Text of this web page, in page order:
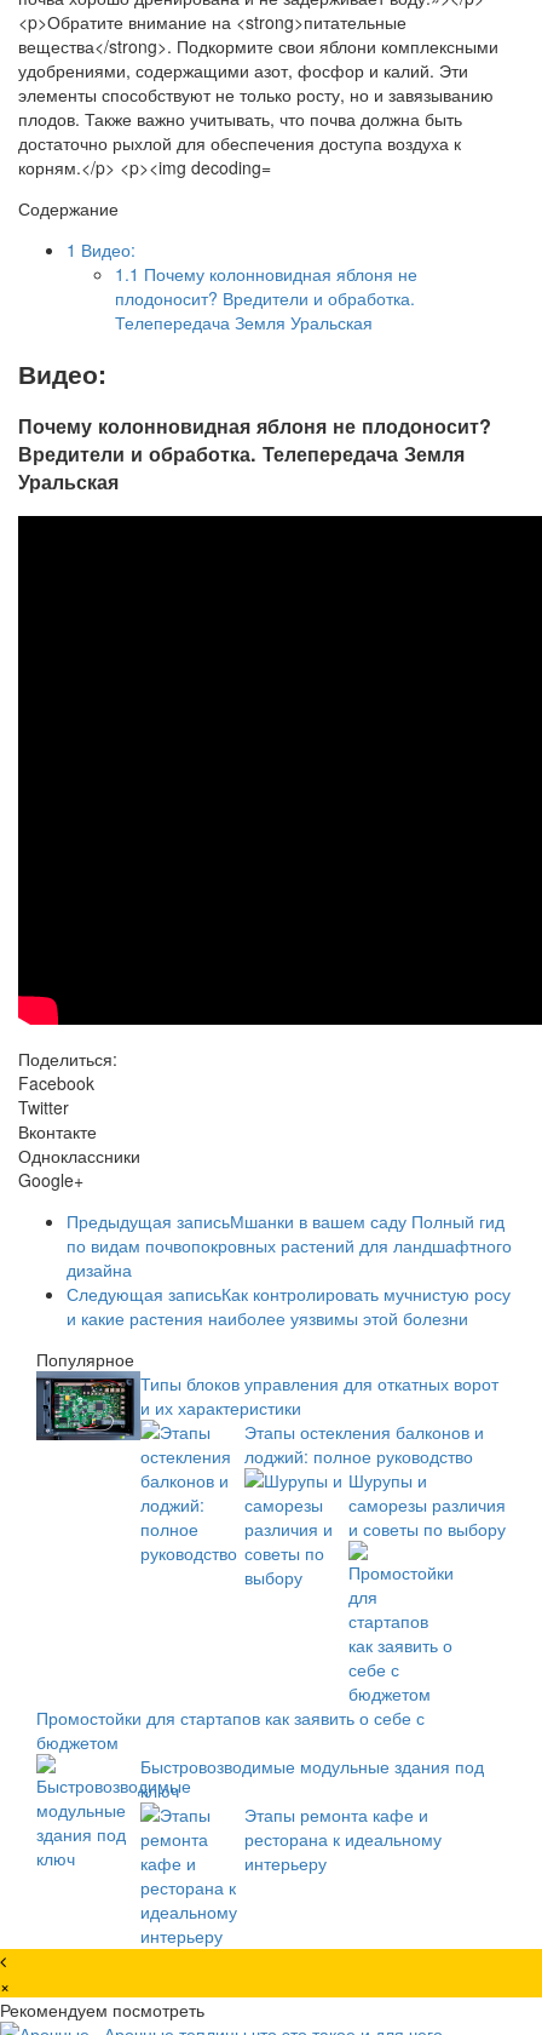
Содержание
1 Видео:
1.1 Почему колонновидная яблоня не
плодоносит? Вредители и обработка.
Телепередача Земля Уральская
Видео:
Почему колонновидная яблоня не плодоносит?
Вредители и обработка. Телепередача Земля
Уральская
Поделиться:
Facebook
Twitter
Вконтакте
Одноклассники
Google+
Предыдущая записьМшанки в вашем саду Полный гид
по видам почвопокровных растений для ландшафтного
дизайна
Следующая записьКак контролировать мучнистую росу
и какие растения наиболее уязвимы этой болезни
Популярное
Типы блоков управления для откатных ворот
и их характеристики
Этапы остекления балконов и
лоджий: полное руководство
Шурупы и
саморезы различия
и советы по выбору
Промостойки для стартапов как заявить о себе с
бюджетом
Быстровозводимые модульные здания под
ключ
Этапы ремонта кафе и
ресторана к идеальному
интерьеру
×
Рекомендуем посмотреть